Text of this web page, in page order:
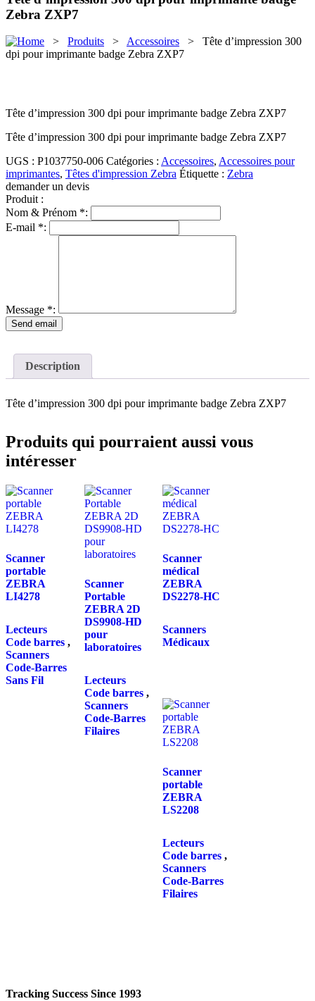
Zebra ZXP7
> Produits > Accessoires > Tête d’impression 300
dpi pour imprimante badge Zebra ZXP7
Tête d’impression 300 dpi pour imprimante badge Zebra ZXP7
Tête d’impression 300 dpi pour imprimante badge Zebra ZXP7
UGS : P1037750-006 Catégories : Accessoires, Accessoires pour
imprimantes, Têtes d'impression Zebra Étiquette : Zebra
demander un devis
Produit :
Nom & Prénom *:
E-mail *:
Message *:
Description
Tête d’impression 300 dpi pour imprimante badge Zebra ZXP7
Produits qui pourraient aussi vous
intéresser
Scanner
portable
ZEBRA
LI4278
Lecteurs
Code barres ,
Scanners
Code-Barres
Sans Fil
Scanner
Portable
ZEBRA 2D
DS9908-HD
pour
laboratoires
Lecteurs
Code barres,
Scanners
Code-Barres
Filaires
Scanner
médical
ZEBRA
DS2278-HC
Scanners
Médicaux
Scanner
portable
ZEBRA
LS2208
Lecteurs
Code barres ,
Scanners
Code-Barres
Filaires
Tracking Success Since 1993